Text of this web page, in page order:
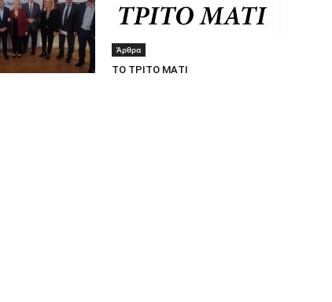
Άρθρα
ΤΟ ΤΡΙΤΟ ΜΑΤΙ